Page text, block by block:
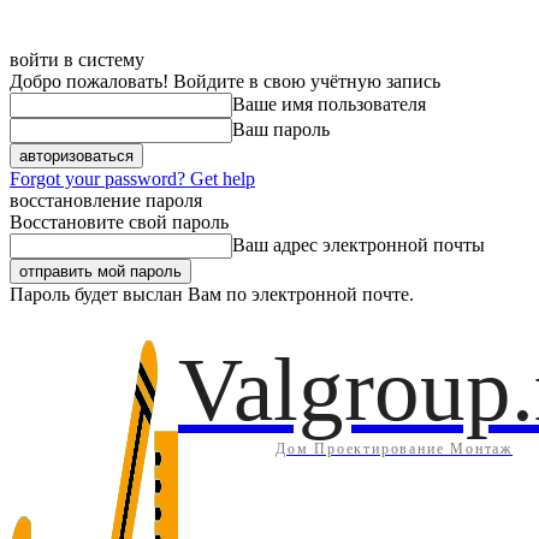
войти в систему
Добро пожаловать! Войдите в свою учётную запись
Ваше имя пользователя
Ваш пароль
Forgot your password? Get help
восстановление пароля
Восстановите свой пароль
Ваш адрес электронной почты
Пароль будет выслан Вам по электронной почте.
Дом Проектирование Монтаж